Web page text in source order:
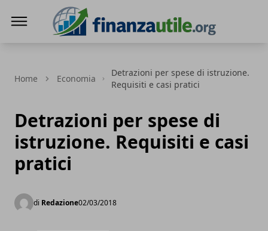
Home Economia
Detrazioni per spese di istruzione.
Requisiti e casi pratici
Detrazioni per spese di
istruzione. Requisiti e casi
pratici
di Redazione02/03/2018